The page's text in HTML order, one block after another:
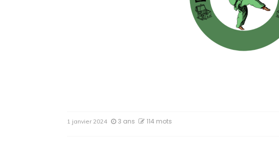
1 janvier 2024 3 ans 114 mots